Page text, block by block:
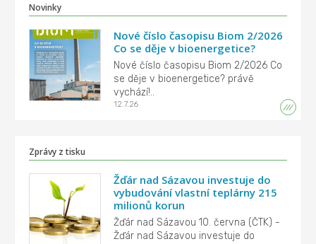
Novinky
Nové číslo časopisu Biom 2/2026
Co se děje v bioenergetice?
Nové číslo časopisu Biom 2/2026 Co
se děje v bioenergetice? právě
vychází!..
12.7.26
Zprávy z tisku
Žďár nad Sázavou investuje do
vybudování vlastní teplárny 215
milionů korun
Žďár nad Sázavou 10. června (ČTK) -
Žďár nad Sázavou investuje do